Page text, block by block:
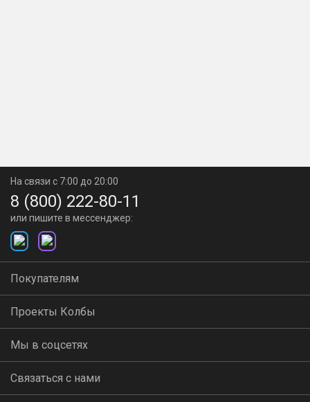
На связи с 7:00 до 20:00
8 (800) 222-80-11
или пишите в мессенджер:
Покупателям
Проекты Колбы
Мы в соцсетях
Связаться с нами